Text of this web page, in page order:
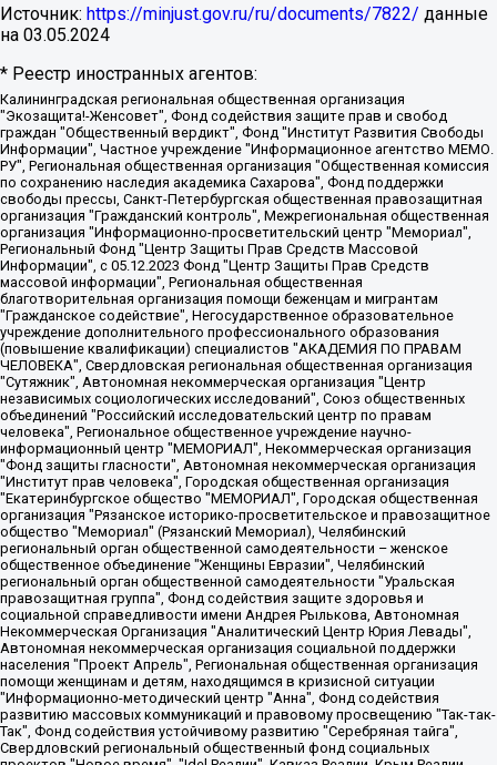
Источник: https://minjust.gov.ru/ru/documents/7822/ данные
на 03.05.2024
* Реестр иностранных агентов:
Калининградская региональная общественная организация "Экозащита!-Женсовет", Фонд содействия защите прав и свобод граждан "Общественный вердикт", Фонд "Институт Развития Свободы Информации", Частное учреждение "Информационное агентство МЕМО. РУ", Региональная общественная организация "Общественная комиссия по сохранению наследия академика Сахарова", Фонд поддержки свободы прессы, Санкт-Петербургская общественная правозащитная организация "Гражданский контроль", Межрегиональная общественная организация "Информационно-просветительский центр "Мемориал", Региональный Фонд "Центр Защиты Прав Средств Массовой Информации", с 05.12.2023 Фонд "Центр Защиты Прав Средств массовой информации", Региональная общественная благотворительная организация помощи беженцам и мигрантам "Гражданское содействие", Негосударственное образовательное учреждение дополнительного профессионального образования (повышение квалификации) специалистов "АКАДЕМИЯ ПО ПРАВАМ ЧЕЛОВЕКА", Свердловская региональная общественная организация "Сутяжник", Автономная некоммерческая организация "Центр независимых социологических исследований", Союз общественных объединений "Российский исследовательский центр по правам человека", Региональное общественное учреждение научно-информационный центр "МЕМОРИАЛ", Некоммерческая организация "Фонд защиты гласности", Автономная некоммерческая организация "Институт прав человека", Городская общественная организация "Екатеринбургское общество "МЕМОРИАЛ", Городская общественная организация "Рязанское историко-просветительское и правозащитное общество "Мемориал" (Рязанский Мемориал), Челябинский региональный орган общественной самодеятельности – женское общественное объединение "Женщины Евразии", Челябинский региональный орган общественной самодеятельности "Уральская правозащитная группа", Фонд содействия защите здоровья и социальной справедливости имени Андрея Рылькова, Автономная Некоммерческая Организация "Аналитический Центр Юрия Левады", Автономная некоммерческая организация социальной поддержки населения "Проект Апрель", Региональная общественная организация помощи женщинам и детям, находящимся в кризисной ситуации "Информационно-методический центр "Анна", Фонд содействия развитию массовых коммуникаций и правовому просвещению "Так-так-Так", Фонд содействия устойчивому развитию "Серебряная тайга", Свердловский региональный общественный фонд социальных проектов "Новое время", "Idel.Реалии", Кавказ.Реалии, Крым.Реалии, Телеканал Настоящее Время, Татаро-башкирская служба Радио Свобода (Azatliq Radiosi), Радио Свободная Европа/Радио Свобода (PCE/PC), "Сибирь.Реалии", "Фактограф", Благотворительный фонд помощи осужденным и их семьям, Автономная некоммерческая организация "Институт глобализации и социальных движений", Фонд "В защиту прав заключенных", Частное учреждение "Центр поддержки и содействия развитию средств массовой информации", Пензенский региональный общественный благотворительный фонд "Гражданский союз", "Север.Реалии", Некоммерческая организация Фонд "Правовая инициатива", Общество с ограниченной ответственностью "Радио Свободная Европа/Радио Свобода", Чешское информационное агентство "MEDIUM-ORIENT", Красноярская региональная общественная организация "Мы против СПИДа", Камалягин Денис Николаевич, Маркелов Сергей Евгеньевич, Пономарев Лев Александрович, Савицкая Людмила Алексеевна, Автономная некоммерческая организация "Центр по работе с проблемой насилия "НАСИЛИЮ.НЕТ", Межрегиональный профессиональный союз работников здравоохранения "Альянс врачей", Юридическое лицо, зарегистрированное в Латвийской Республике, SIA "Medusa Project" (регистрационный номер 40103797863, дата регистрации 10.06.2014), Некоммерческая организация "Фонд по борьбе с коррупцией", Автономная некоммерческая организация "Институт права и публичной политики", Баданин Роман Сергеевич, Гликин Максим Александрович, Железнова Мария Михайловна, Лукьянова Юлия Сергеевна, Маетная Елизавета Витальевна, Маняхин Петр Борисович, Чуракова Ольга Владимировна, Ярош Юлия Петровна, Юридическое лицо "The Insider SIA", зарегистрированное в Риге, Латвийская Республика (дата регистрации 26.06.2015), являющееся администратором доменного имени интернет-издания "The Insider SIA", https://theins.ru, Постернак Алексей Евгеньевич, Рубин Михаил Аркадьевич, Анин Роман Александрович, Юридическое лицо Istories fonds, зарегистрированное в Латвийской Республике (регистрационный номер 50008295751, дата регистрации 24.02.2020), Великовский Дмитрий Александрович, Долинина Ирина Николаевна, Мароховская Алеся Алексеевна, Шлейнов Роман Юрьевич, Шмагун Олеся Валентиновна, Общество с ограниченной ответственностью "Альтаир 2021", Общество с ограниченной ответственностью "Вега 2021", Общество с ограниченной ответственностью "Главный редактор 2021", Общество с ограниченной ответственностью "Ромашки монолит", Важенков Артем Валерьевич, Ивановская областная общественная организация "Центр гендерных исследований", Гурман Юрий Альбертович, Медиапроект "ОВД-Инфо", Егоров Владимир Владимирович, Жилинский Владимир Александрович, Общество с ограниченной ответственностью "ЗП", Иванова София Юрьевна, Карезина Инна Павловна, Кильтау Екатерина Викторовна, Петров Алексей Викторович, Пискунов Сергей Евгеньевич, Смирнов Сергей Сергеевич, Тихонов Михаил Сергеевич, Общество с ограниченной ответственностью "ЖУРНАЛИСТ-ИНОСТРАННЫЙ АГЕНТ", Арапова Галина Юрьевна, Вольтская Татьяна Анатольевна, Американская компания "Mason G.E.S. Anonymous Foundation" (США), являющаяся владельцем интернет-издания https://mnews.world/, Компания "Stichting Bellingcat", зарегистрированная в Нидерландах (дата регистрации 11.07.2018), Захаров Андрей Вячеславович, Клепиковская Екатерина Дмитриевна, Общество с ограниченной ответственностью "МЕМО", Перл Роман Александрович, Симонов Евгений Алексеевич, Соловьева Елена Анатольевна, Сотников Даниил Владимирович, Сурначева Елизавета Дмитриевна, Автономная некоммерческая организация по защите прав человека и информированию населения "Якутия – Наше Мнение", Общество с ограниченной ответственностью "Москоу диджитал медиа", с 26.01.2023 Общество с ограниченной ответственностью "Чайка Белые сады", Ветошкина Валерия Валерьевна, Заговора Максим Александрович, Межрегиональное общественное движение "Российская ЛГБТ - сеть", Оленичев Максим Владимирович, Павлов Иван Юрьевич, Скворцова Елена Сергеевна, Общество с ограниченной ответственностью "Как бы инагент", Кочетков Игорь Викторович, Общество с ограниченной ответственностью "Честные выборы", Еланчик Олег Александрович, Общество с ограниченной ответственностью "Нобелевский призыв", Гималова Регина Эмилевна, Григорьев Андрей Валерьевич, Григорьева Алина Александровна, Ассоциация по содействию защите прав призывников, альтернативнослужащих и военнослужащих "Правозащитная группа "Гражданин.Армия.Право", Хисамова Регина Фаритовна, Автономная некоммерческая организация по реализации социально-правовых программ "Лилит", Дальневосточное общественное движение "Маяк", Санкт-Петербургская ЛГБТ-инициативная группа "Выход", Инициативная группа ЛГБТ+ "Реверс", Алексеев Андрей Викторович, Бекбулатова Таисия Львовна, Беляев Иван Михайлович, Владыкина Елена Сергеевна, Гельман Марат Александрович, Никульшина Вероника Юрьевна, Толоконникова Надежда Андреевна, Шендерович Виктор Анатольевич, Общество с ограниченной ответственностью "Данное сообщение", Общество с ограниченной ответственностью Издательский дом "Новая глава", Айнбиндер Александра Александровна, Московский комьюнити-центр для ЛГБТ+инициатив, Благотворительный фонд развития филантропии, Deutsche Welle (Германия, Kurt-Schumacher-Strasse 3, 53113 Bonn), Борзунова Мария Михайловна, Воробьев Виктор Викторович, Голубева Анна Львовна, Константинова Алла Михайловна, Малкова Ирина Владимировна, Мурадов Мурад Абдулгалимович, Осетинская Елизавета Николаевна, Понасенков Евгений Николаевич, Ганапольский Матвей Юрьевич, Киселев Евгений Алексеевич, Борухович Ирина Григорьевна, Дремин Иван Тимофеевич, Дубровский Дмитрий Викторович, Красноярская региональная общественная организация поддержки и развития альтернативных образовательных технологий и межкультурных коммуникаций "ИНТЕРРА", Маяковская Екатерина Алексеевна, Фейгин Марк Захарович, Филимонов Андрей Викторович, Дзугкоева Регина Николаевна, Доброхотов Роман Александрович, Дудь Юрий Александрович, Елкин Сергей Владимирович, Кругликов Кирилл Игоревич, Сабунаева Мария Леонидовна, Семенов Алексей Владимирович, Шаинян Карен Багратович, Шульман Екатерина Михайловна, Асафьев Артур Валерьевич, Вахштайн Виктор Семенович, Венедиктов Алексей Алексеевич, Лушникова Екатерина Евгеньевна, Волков Леонид Михайлович, Невзоров Александр Глебович, Пархоменко Сергей Борисович, Сироткин Ярослав Николаевич, Кара-Мурза Владимир Владимирович, Баранова Наталья Владимировна, Гозман Леонид Яковлевич, Кагарлицкий Борис Юльевич, Климарев Михаил Валерьевич, Милов Владимир Станиславович, Автономная некоммерческая организация Краснодарский центр современного искусства "Типография", Моргенштерн Алишер Тагирович, Соболь Любовь Эдуардовна, Общество с ограниченной ответственностью "ЛИЗА НОРМ", Каспаров Гарри Кимович, Ходорковский Михаил Борисович, Общество с ограниченной ответственностью "Апрельские тезисы", Данилович Ирина Брониславовна, Кашин Олег Владимирович, Петров Николай Владимирович, Пивоваров Алексей Владимирович, Соколов Михаил Владимирович, Цветкова Юлия Владимировна, Чичваркин Евгений Александрович, Комитет против пыток/Команда против пыток, Общество с ограниченной ответственностью "Первый научный", Общество с ограниченной ответственностью "Вертолет и ко", Белоцерковская Вероника Борисовна, Кац Максим Евгеньевич, Лазарева Татьяна Юрьевна, Шаведдинов Руслан Табризович, Яшин Илья Валерьевич, Общество с ограниченной ответственностью "Иноагент ААВ", Алешковский Дмитрий Петрович, Альбац Евгения Марковна, Быков Дмитрий Львович, Галямина Юлия Евгеньевна, Лойко Сергей Леонидович, Мартынов Кирилл Константинович, Медведев Сергей Александрович, Крашенинников Федор Геннадиевич, Гордеева Катерина Вл